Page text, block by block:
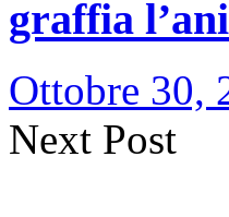
graffia
Ottobre 30,
Next Post